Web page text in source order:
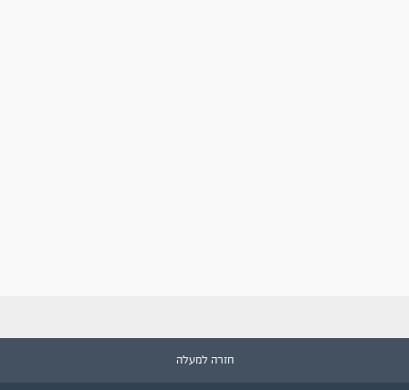
חזרה למעלה